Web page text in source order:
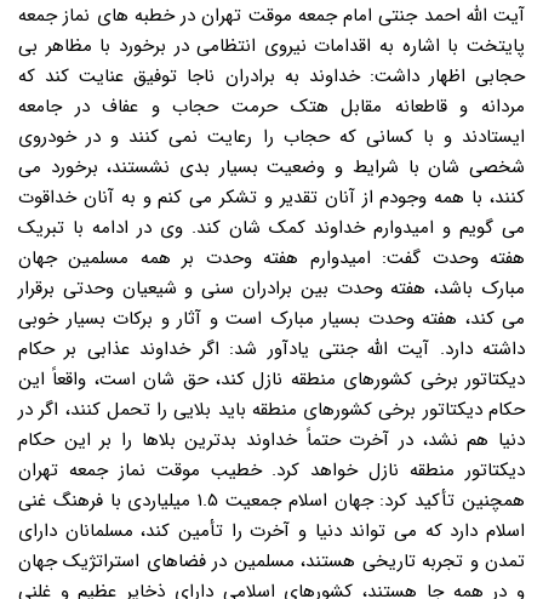
آیت الله احمد جنتی امام جمعه موقت تهران در خطبه های نماز جمعه
پایتخت با اشاره به اقدامات نیروی انتظامی در برخورد با مظاهر بی
حجابی اظهار داشت: خداوند به برادران ناجا توفیق عنایت کند که
مردانه و قاطعانه مقابل هتک حرمت حجاب و عفاف در جامعه
ایستادند و با کسانی که حجاب را رعایت نمی کنند و در خودروی
شخصی شان با شرایط و وضعیت بسیار بدی نشستند، برخورد می
کنند، با همه وجودم از آنان تقدیر و تشکر می کنم و به آنان خداقوت
می گویم و امیدوارم خداوند کمک شان کند. وی در ادامه با تبریک
هفته وحدت گفت: امیدوارم هفته وحدت بر همه مسلمین جهان
مبارک باشد، هفته وحدت بین برادران سنی و شیعیان وحدتی برقرار
می کند، هفته وحدت بسیار مبارک است و آثار و برکات بسیار خوبی
داشته دارد. آیت الله جنتی یادآور شد: اگر خداوند عذابی بر حکام
دیکتاتور برخی کشورهای منطقه نازل کند، حق شان است، واقعاً این
حکام دیکتاتور برخی کشورهای منطقه باید بلایی را تحمل کنند، اگر در
دنیا هم نشد، در آخرت حتماً خداوند بدترین بلاها را بر این حکام
دیکتاتور منطقه نازل خواهد کرد. خطیب موقت نماز جمعه تهران
همچنین تأکید کرد: جهان اسلام جمعیت ۱.۵ میلیاردی با فرهنگ غنی
اسلام دارد که می تواند دنیا و آخرت را تأمین کند، مسلمانان دارای
تمدن و تجربه تاریخی هستند، مسلمین در فضاهای استراتژیک جهان
و در همه جا هستند، کشورهای اسلامی دارای ذخایر عظیم و غلنی